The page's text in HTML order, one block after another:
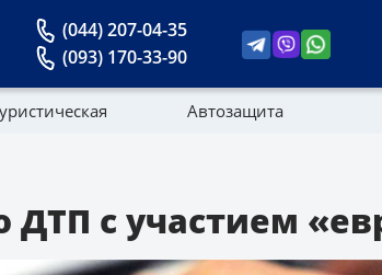
(044) 207-04-35
(093) 170-33-90
Автозащита
ДТП с участием